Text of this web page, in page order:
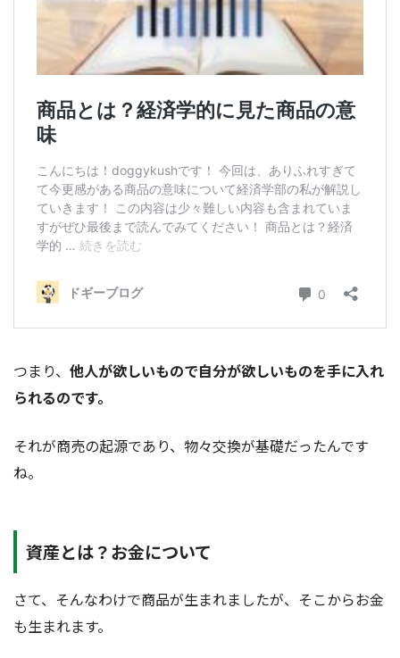
つまり、 他人が欲しいもので自分が欲しいものを手に入れ
られるのです。
それが商売の起源であり、物々交換が基礎だったんです
ね。
資産とは？お金について
さて、そんなわけで商品が生まれましたが、そこからお金
も生まれます。